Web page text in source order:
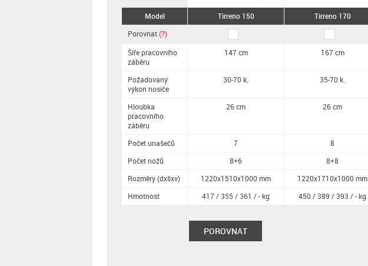
Model
Porovnat(?)
Šíře pracovního
záběru
Požadovaný
výkon nosiče
Hloubka
pracovního
záběru
Počet unašečů
Počet nožů
Rozměry (dxšxv)
Hmotnost
Tirreno 150 Tirreno 170
147 cm 167 cm
30-70 k. 35-70 k.
26 cm 26 cm
7 8
8+6
8+8
1220x1510x1000 mm
1220x1710x1000 mm
417 / 355 / 361 / - kg
450 / 389 / 393 / - kg
POROVNAT